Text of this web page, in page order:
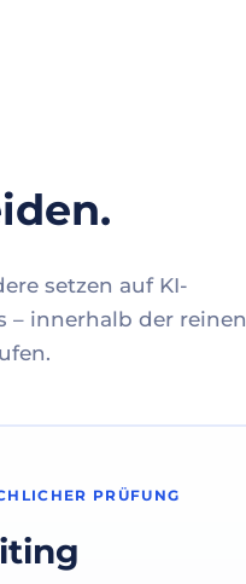
setzen auf KI-
– innerhalb der reinen
PRÜFUNG